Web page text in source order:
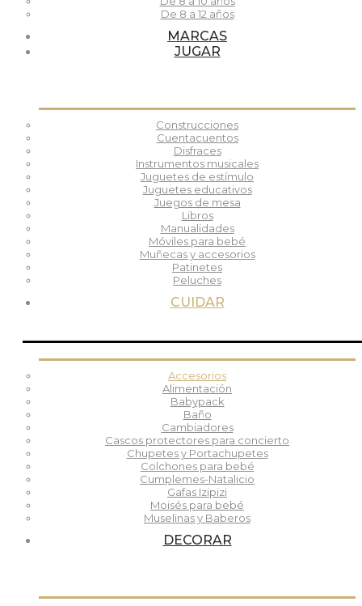
De 8 a 12 años
MARCAS
JUGAR
Construcciones
Cuentacuentos
Disfraces
Instrumentos musicales
Juguetes de estímulo
Juguetes educativos
Juegos de mesa
Libros
Manualidades
Móviles para bebé
Muñecas y accesorios
Patinetes
Peluches
CUIDAR
Accesorios
Alimentación
Babypack
Baño
Cambiadores
Cascos protectores para concierto
Chupetes y Portachupetes
Colchones para bebé
Cumplemes-Natalicio
Gafas Izipizi
Moisés para bebé
Muselinas y Baberos
DECORAR